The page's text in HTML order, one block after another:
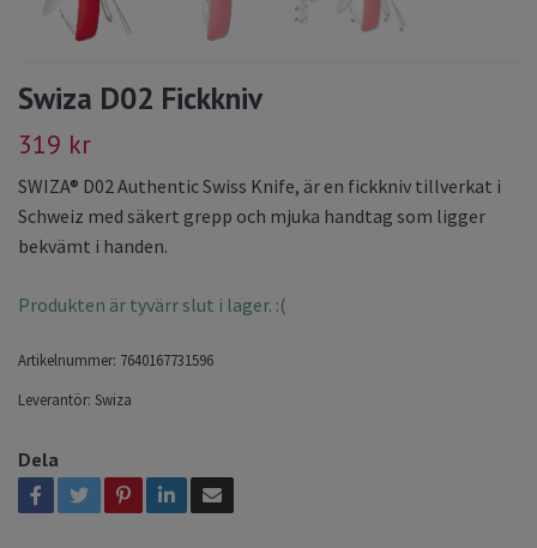
Swiza D02 Fickkniv
319 kr
SWIZA® D02 Authentic Swiss Knife, är en fickkniv tillverkat i
Schweiz med säkert grepp och mjuka handtag som ligger
bekvämt i handen.
Produkten är tyvärr slut i lager. :(
Artikelnummer: 7640167731596
Leverantör: Swiza
Dela